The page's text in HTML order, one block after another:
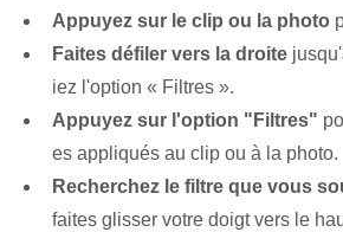
Appuyez sur le clip ou la photo
Faites défiler vers la droite
iez l'option « Filtres ».
Appuyez sur l'option "Filtres"
es appliqués au clip ou à la photo.
Recherchez le filtre⁤ que vous
faites glisser votre doigt vers le